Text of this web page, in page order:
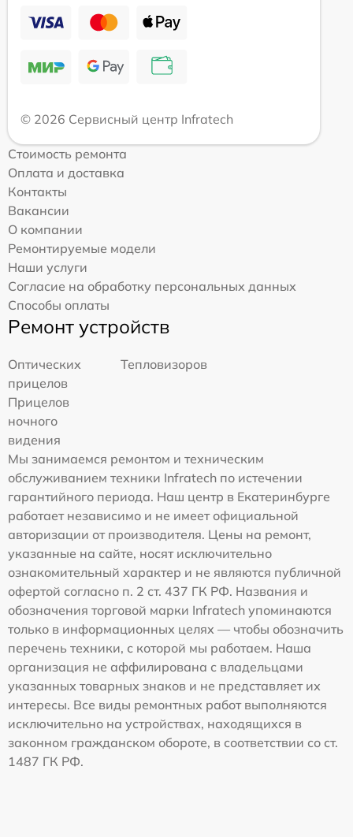
© 2026 Сервисный центр Infratech
Стоимость ремонта
Оплата и доставка
Контакты
Вакансии
О компании
Ремонтируемые модели
Наши услуги
Согласие на обработку персональных данных
Способы оплаты
Ремонт устройств
Оптических
прицелов
Тепловизоров
Прицелов
ночного
видения
Мы занимаемся ремонтом и техническим
обслуживанием техники Infratech по истечении
гарантийного периода. Наш центр в Екатеринбурге
работает независимо и не имеет официальной
авторизации от производителя. Цены на ремонт,
указанные на сайте, носят исключительно
ознакомительный характер и не являются публичной
офертой согласно п. 2 ст. 437 ГК РФ. Названия и
обозначения торговой марки Infratech упоминаются
только в информационных целях — чтобы обозначить
перечень техники, с которой мы работаем. Наша
организация не аффилирована с владельцами
указанных товарных знаков и не представляет их
интересы. Все виды ремонтных работ выполняются
исключительно на устройствах, находящихся в
законном гражданском обороте, в соответствии со ст.
1487 ГК РФ.